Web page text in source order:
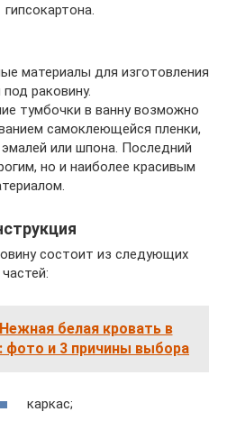
гипсокартона.
материалы для изготовления
раковину.
тумбочки в ванну возможно
самоклеющейся пленки,
или шпона. Последний
но и наиболее красивым
состоит из следующих
частей:
Нежная белая кровать в
фото и 3 причины выбора
каркас;